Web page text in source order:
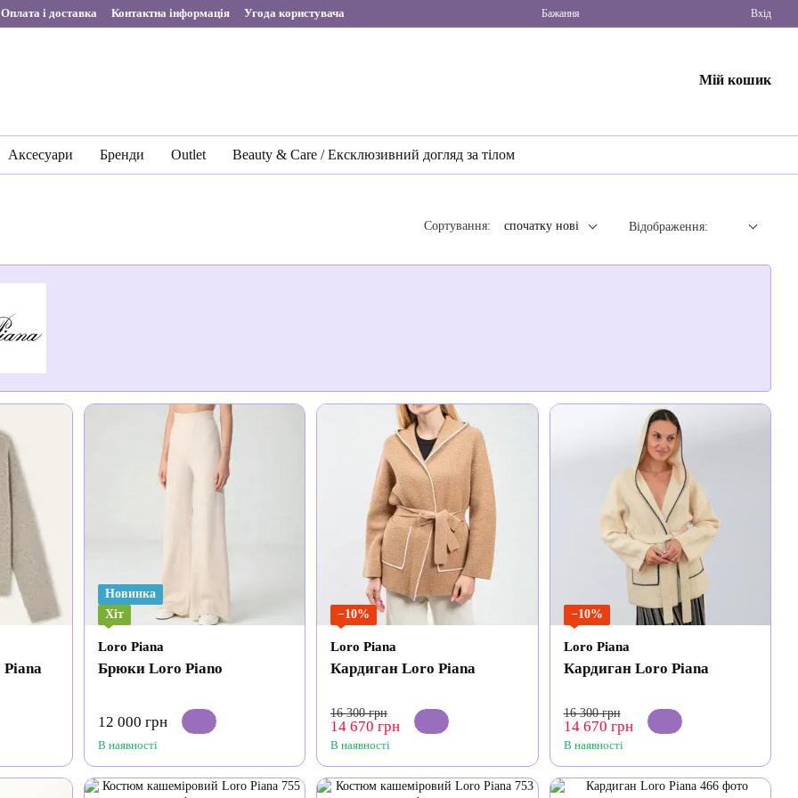
Оплата і доставка Контактна інформація Угода користувача Бажання Вхід
Мій кошик
Аксесуари Бренди Outlet Beauty & Care / Ексклюзивний догляд за тілом
Сортування: спочатку нові Відображення:
Новинка
Хіт
Loro Piana
Брюки Loro Piano
12 000 грн
В наявності
−10%
Loro Piana
Кардиган Loro Piana
16 300 грн
14 670 грн
В наявності
−10%
Loro Piana
Кардиган Loro Piana
16 300 грн
14 670 грн
В наявності